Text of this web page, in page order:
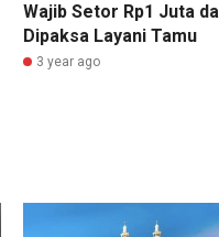
Wajib Setor Rp1 Juta
Dipaksa Layani Tamu
3 year ago